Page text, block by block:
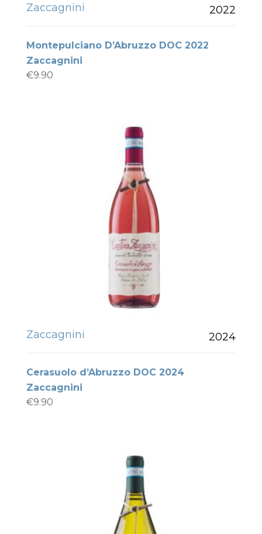
Zaccagnini 2022
Montepulciano D’Abruzzo DOC 2022
Zaccagnini
€9.90
Zaccagnini 2024
Cerasuolo d’Abruzzo DOC 2024
Zaccagnini
€9.90